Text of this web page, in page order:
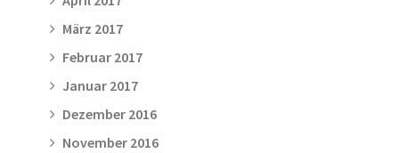
März 2017
Februar 2017
Januar 2017
Dezember 2016
November 2016